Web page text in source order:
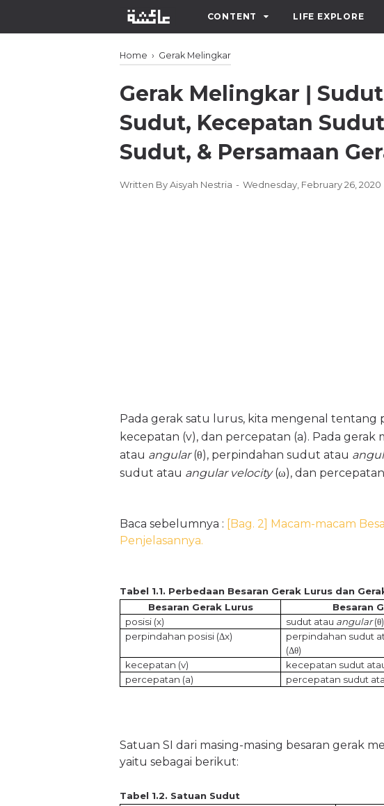
CONTENT LIFE EXPLORE
Home › Gerak Melingkar
Gerak Melingkar ǀ
Sudut, Kecepatan
Sudut, & Persamaan
Written ByAisyah Nestria Wednesday, February 26, 2020
Pada gerak satu lurus, kita mengenal tentang
kecepatan (v), dan percepatan (a). Pada
atau angular(θ), perpindahan sudut atau
sudut atau angular velocity(ω), dan
Baca sebelumnya : [Bag. 2] Macam-macam
Penjelasannya.
Tabel 1.1. Perbedaan Besaran Gerak Lurus dan
Besaran Gerak Lurus
Besaran
posisi (x)
sudut atau angular(θ)
perpindahan posisi (Δx)
perpindahan sudut
(Δθ)
kecepatan (v)
kecepatan sudut
percepatan (a)
percepatan sudut
Satuan SI dari masing-masing besaran gerak
yaitu sebagai berikut:
Tabel 1.2. Satuan Sudut